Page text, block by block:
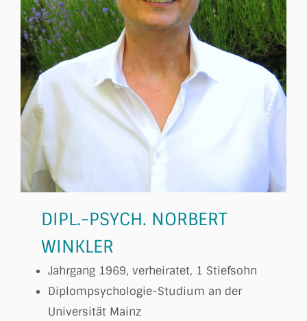
DIPL.-PSYCH. NORBERT
WINKLER
Jahrgang 1969, verheiratet, 1 Stiefsohn
Diplompsychologie-Studium an der
Universität Mainz